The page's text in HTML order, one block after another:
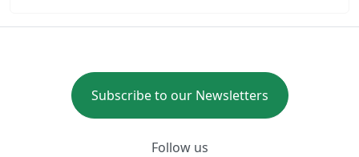
Subscribe to our Newsletters
Follow us